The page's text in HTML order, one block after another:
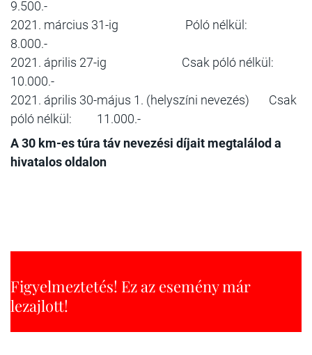
9.500.-
2021. március 31-ig Póló nélkül:
8.000.-
2021. április 27-ig Csak póló nélkül:
10.000.-
2021. április 30-május 1. (helyszíni nevezés)
Csak
póló nélkül:
11.000.-
A 30 km-es túra táv nevezési díjait megtalálod a
hivatalos oldalon
Figyelmeztetés! Ez az esemény már
lezajlott!